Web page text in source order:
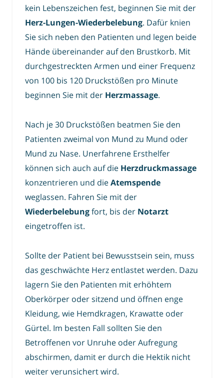
kein Lebenszeichen fest, beginnen Sie mit der
Herz-Lungen-Wiederbelebung. Dafür knien
Sie sich neben den Patienten und legen beide
Hände übereinander auf den Brustkorb. Mit
durchgestreckten Armen und einer Frequenz
von 100 bis 120 Druckstößen pro Minute
beginnen Sie mit der Herzmassage.
Nach je 30 Druckstößen beatmen Sie den
Patienten zweimal von Mund zu Mund oder
Mund zu Nase. Unerfahrene Ersthelfer
können sich auch auf die Herzdruckmassage
konzentrieren und dieAtemspende
weglassen. Fahren Sie mit der
Wiederbelebungfort, bis der Notarzt
eingetroffen ist.
Sollte der Patient bei Bewusstsein sein, muss
das geschwächte Herz entlastet werden. Dazu
lagern Sie den Patienten mit erhöhtem
Oberkörper oder sitzend und öffnen enge
Kleidung, wie Hemdkragen, Krawatte oder
Gürtel. Im besten Fall sollten Sie den
Betroffenen vor Unruhe oder Aufregung
abschirmen, damit er durch die Hektik nicht
weiter verunsichert wird.